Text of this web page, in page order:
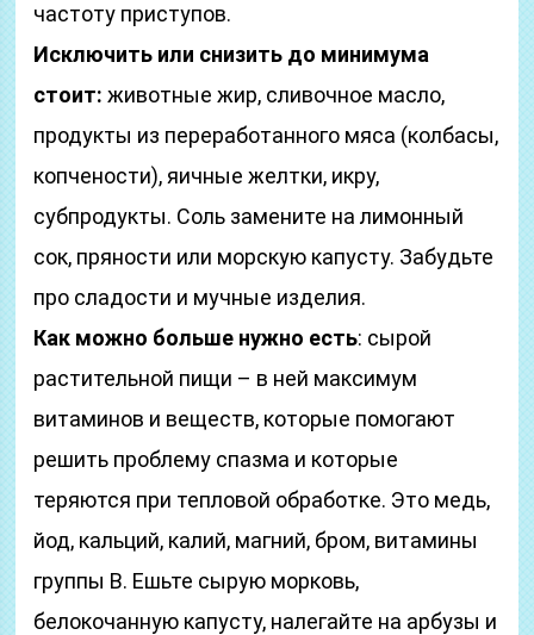
частоту приступов.
Исключить или снизить до минимума
стоит: животные жир, сливочное масло,
продукты из переработанного мяса (колбасы,
копчености), яичные желтки, икру,
субпродукты. Соль замените на лимонный
сок, пряности или морскую капусту. Забудьте
про сладости и мучные изделия.
Как можно больше нужно есть: сырой
растительной пищи – в ней максимум
витаминов и веществ, которые помогают
решить проблему спазма и которые
теряются при тепловой обработке. Это медь,
йод, кальций, калий, магний, бром, витамины
группы В. Ешьте сырую морковь,
белокочанную капусту, налегайте на арбузы и